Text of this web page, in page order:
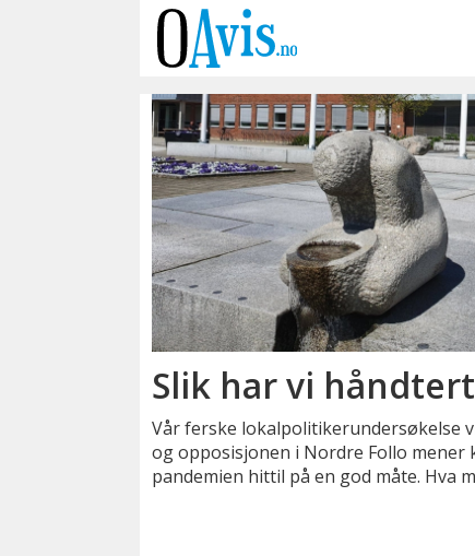
gruppeleder
Slik har vi
Vår ferske lokalpolitikerundersøkelse
og opposisjonen i Nordre Follo
pandemien hittil på en god måte. Hva